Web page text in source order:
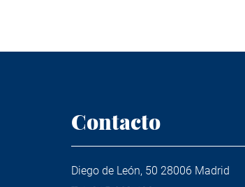
Contacto
Diego de León, 50 28006 Madrid